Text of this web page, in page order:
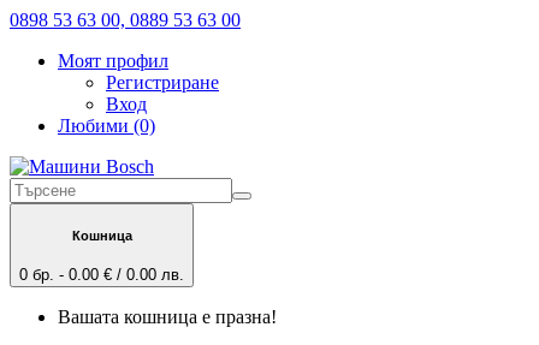
0898 53 63 00, 0889 53 63 00
Моят профил
Регистриране
Вход
Любими (0)
Кошница
0 бр. - 0.00 € / 0.00 лв.
Вашата кошница е празна!